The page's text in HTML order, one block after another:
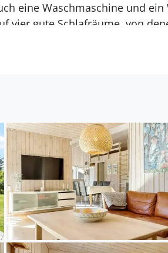
eine Waschmaschine und
vier gute Schlafräume, von
beiden Zimmern stehen
ansprechenden
Grundstück umhertollen und
Terrassenarealen
Grillabenden in geselliger
Strand ist beschaulich und
Strand. In der Umgebung
Terrain ringsum eignet